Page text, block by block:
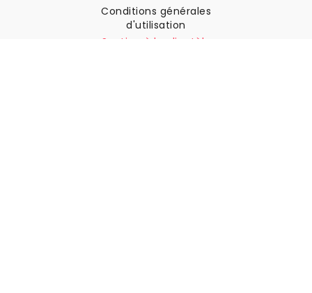
Conditions générales
d'utilisation
Soutien à la clientèle